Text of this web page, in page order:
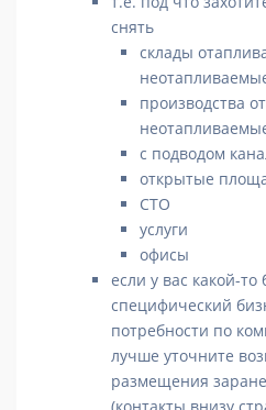
снять
склады
производства
с подводом
открытые
СТО
услуги
офисы
если у вас какой-то
специфический
потребности по
лучше уточните
размещения
(контакты внизу